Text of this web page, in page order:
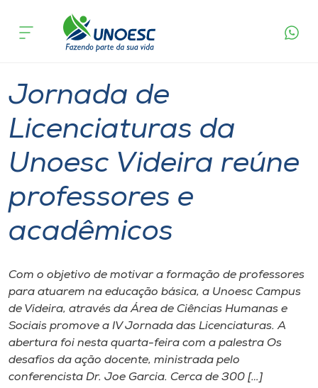
Cursos
Pesquisa
Atendimento ao Estudante
Portal de Ensino
Internacionalização
I.nova
acontece
Jornada de
Licenciaturas da
Unoesc Videira reúne
professores e
acadêmicos
Com o objetivo de motivar a formação de professores
para atuarem na educação básica, a Unoesc Campus
de Videira, através da Área de Ciências Humanas e
Sociais promove a IV Jornada das Licenciaturas. A
abertura foi nesta quarta-feira com a palestra Os
desafios da ação docente, ministrada pelo
conferencista Dr. Joe Garcia. Cerca de 300 […]